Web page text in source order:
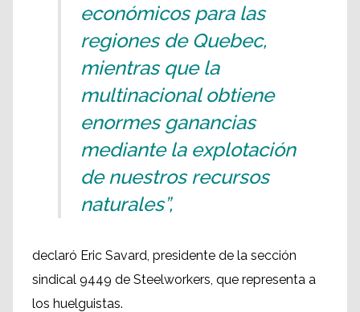
económicos para las
regiones de Quebec,
mientras que la
multinacional obtiene
enormes ganancias
mediante la explotación
de nuestros recursos
naturales”,
declaró Eric Savard, presidente de la sección
sindical 9449 de Steelworkers, que representa a
los huelguistas.